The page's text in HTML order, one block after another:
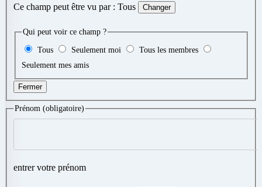
Ce champ peut être vu par : Tous Changer
Qui peut voir ce champ ?
Tous Seulement moi
Tous les membres
Seulement mes amis
Fermer
Prénom (obligatoire)
entrer votre prénom